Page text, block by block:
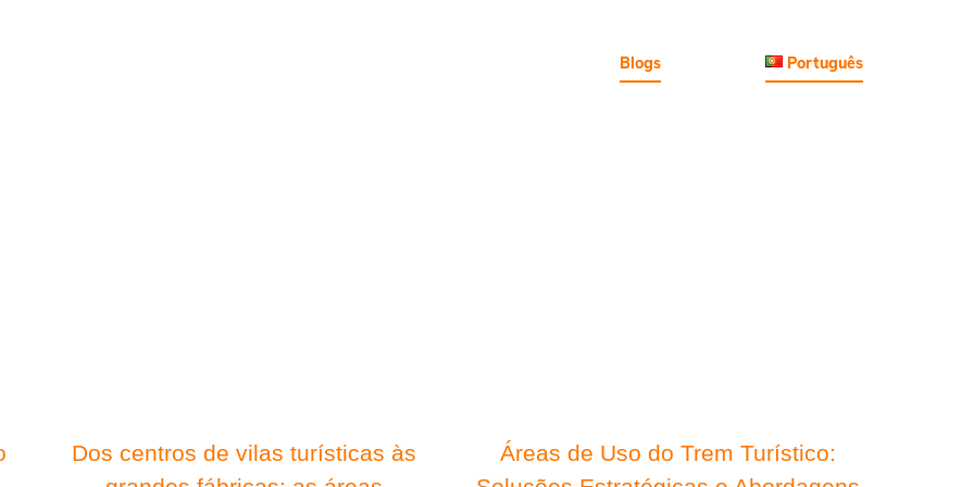
Blogs Português
Dos centros de vilas turísticas às
Áreas de Uso do Trem Turístico: